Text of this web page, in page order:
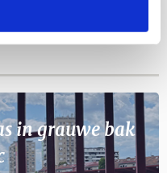
in grauwe bak